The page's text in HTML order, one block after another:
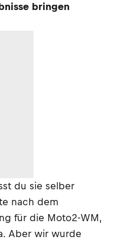
bringen
du sie selber
nach dem
für die Moto2-WM,
Aber wir wurde